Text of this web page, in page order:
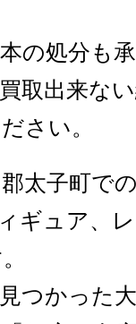
の処分も
取出来な
さい。
太子町で
ギュア、
つかった